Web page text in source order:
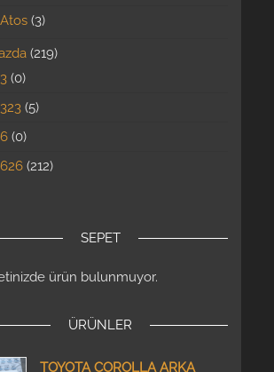
Atos 3
219
3 0
323 5
6 0
626 212
SEPET
ürün bulunmuyor.
ÜRÜNLER
TOYOTA COROLLA ARKA